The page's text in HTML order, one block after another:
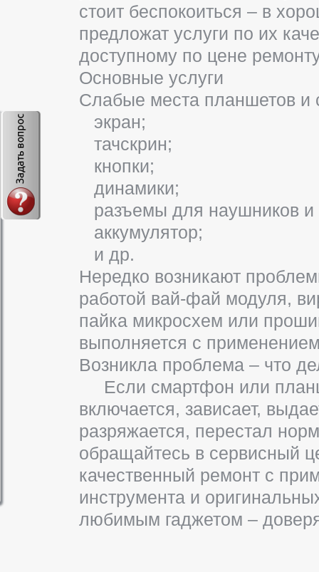
стоит беспокоиться – в
предложат услуги по их
доступному по цене
Основные услуги
Слабые места планшетов и
экран;
тачскрин;
кнопки;
динамики;
разъемы для наушников и
аккумулятор;
и др.
Нередко возникают
работой вай-фай модуля,
пайка микросхем или
выполняется с
Возникла проблема – что
Если смартфон или
включается, зависает,
разряжается, перестал
обращайтесь в сервисный
качественный ремонт с
инструмента и
любимым гаджетом –